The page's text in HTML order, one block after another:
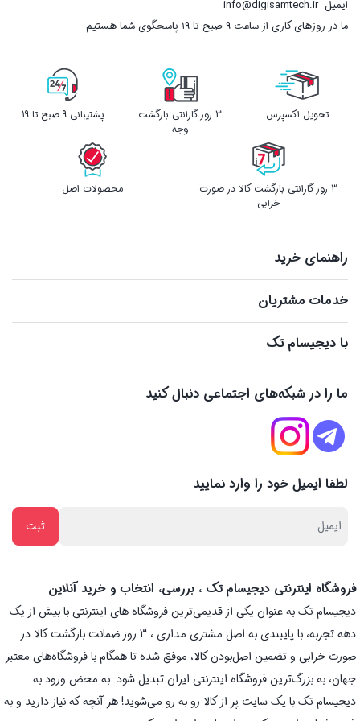
ایمیلinfo@digisamtech.ir
ما در روزهای کاری از ساعت ۹ صبح تا ۱۹ پاسخگوی شما هستیم
تحویل اکسپرس
3 روز گارانتی بازگشت
وجه
پشتیبانی 9 صبح تا 19
3 روز گارانتی بازگشت کالا در صورت
خرابی
محصولات اصل
راهنمای خرید
خدمات مشتریان
با دیجیسام تک
ما را در شبکه‌های اجتماعی دنبال کنید
لطفا ایمیل خود را وارد نمایید
فروشگاه اینترنتی دیجیسام تک ، بررسی، انتخاب و خرید آنلاین
دیجیسام تک به عنوان یکی از قدیمی‌ترین فروشگاه های اینترنتی با بیش از یک
دهه تجربه، با پایبندی به اصل مشتری مداری ، 3 روز ضمانت بازگشت کالا در
صورت خرابی و تضمین اصل‌بودن کالا، موفق شده تا همگام با فروشگاه‌های معتبر
جهان، به بزرگ‌ترین فروشگاه اینترنتی ایران تبدیل شود. به محض ورود به
دیجیسام تک با یک سایت پر از کالا رو به رو می‌شوید! هر آنچه که نیاز دارید و به